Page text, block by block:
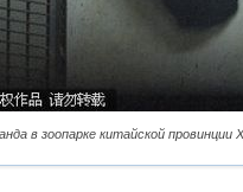
в зоопарке китайской